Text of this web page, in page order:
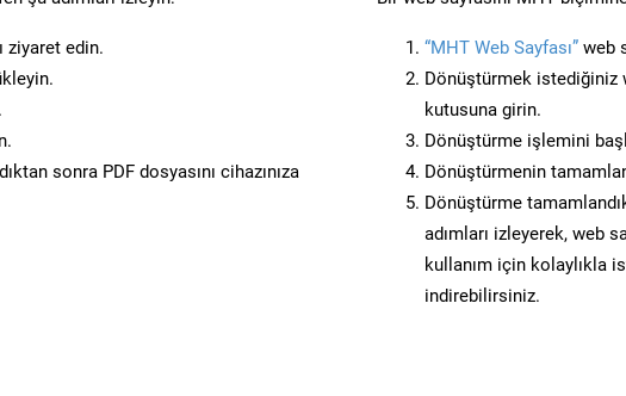
ziyaret edin.
sonra PDF dosyasını cihazınıza
“MHT Web Sayfası” web
Dönüştürmek istediğiniz
kutusuna girin.
Dönüştürme işlemini
Dönüştürmenin
Dönüştürme
adımları izleyerek, web
kullanım için kolaylıkla
indirebilirsiniz.